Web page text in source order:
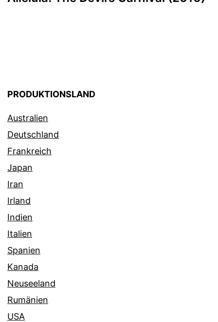
PRODUKTIONSLAND
Australien
Deutschland
Frankreich
Japan
Iran
Irland
Indien
Italien
Spanien
Kanada
Neuseeland
Rumänien
USA